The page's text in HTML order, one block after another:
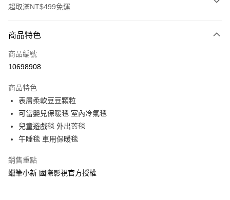
超取滿NT$499免運
信用卡一次付款
超商取貨付款
Apple Pay
街口支付
悠遊付
AFTEE先享後付
相關說明
商品特色
商品編號
10698908
商品特色
表層柔軟豆豆顆粒
可當嬰兒保暖毯 室內冷氣毯
兒童遊戲毯 外出蓋毯
午睡毯 車用保暖毯
銷售重點
蠟筆小新 國際影視官方授權